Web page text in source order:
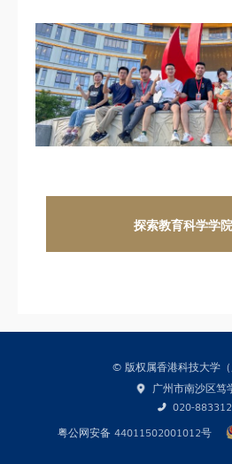
合作交流
媒体报道
联系我们
探索教育科学学院
© 版权属香港科技大学
广州市南沙区笃
020-
粤公网安备 44011502001012号